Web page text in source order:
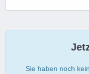
Sie haben noch